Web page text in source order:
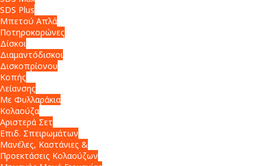
SDS Plus
Μπετού Απλά
Ποτηροκορώνες
Δίσκοι
Διαμαντόδισκοι
Δισκοπρίονου
Κοπής
Λείανσης
Με Φυλλαράκια
Κολαούζα
Αριστερά Σετ
Επιδ. Σπειρωμάτων
Μανέλες, Καστάνιες &
Προεκτάσεις Κολαούζων